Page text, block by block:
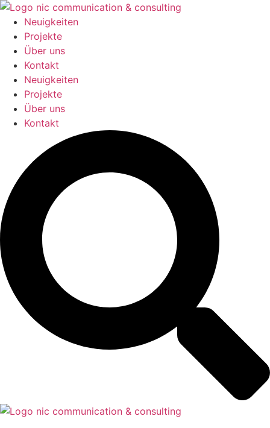
Zum
Inhalt
springen
Neuigkeiten
Projekte
Über uns
Kontakt
Neuigkeiten
Projekte
Über uns
Kontakt